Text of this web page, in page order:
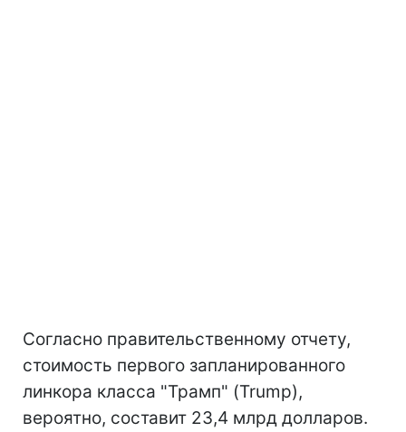
Согласно правительственному отчету,
стоимость первого запланированного
линкора класса "Трамп" (Trump),
вероятно, составит 23,4 млрд долларов.